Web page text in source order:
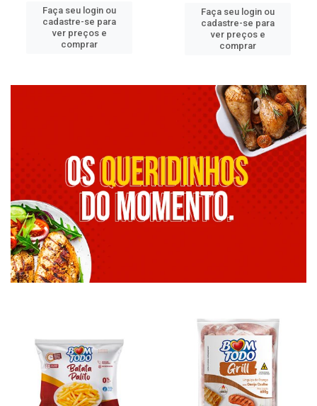
Faça seu login ou
cadastre-se para
ver preços e
comprar
Faça seu login ou
cadastre-se para
ver preços e
comprar